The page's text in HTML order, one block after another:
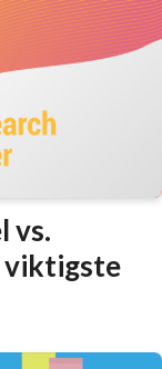
vs.
viktigste